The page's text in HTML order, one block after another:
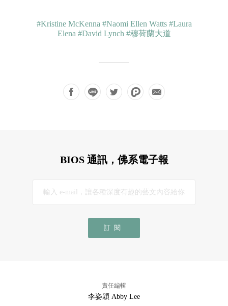
#Kristine McKenna #Naomi Ellen Watts #Laura
Elena #David Lynch #穆荷蘭大道
BIOS 通訊，佛系電子報
訂閱
責任編輯
李姿穎 Abby Lee